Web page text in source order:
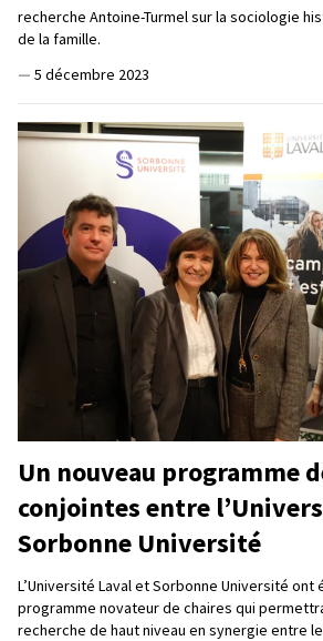
recherche Antoine-Turmel sur la sociologie
de la famille.
— 5 décembre 2023
Un nouveau programme
conjointes entre
Sorbonne Université
L’Université Laval et Sorbonne Université ont
programme novateur de chaires qui
recherche de haut niveau en synergie entre